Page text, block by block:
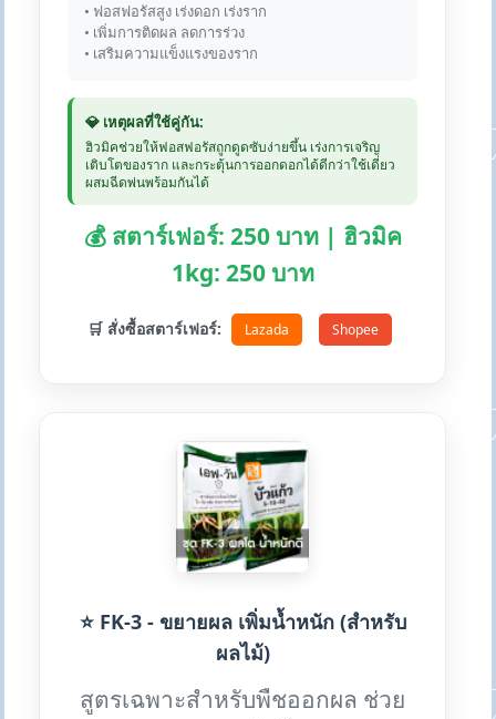
• ฟอสฟอรัสสูง เร่งดอก เร่งราก
• เพิ่มการติดผล ลดการร่วง
• เสริมความแข็งแรงของราก
💎 เหตุผลที่ใช้คู่กัน:
ฮิวมิคช่วยให้ฟอสฟอรัสถูกดูดซับง่ายขึ้น เร่งการเจริญ
เติบโตของราก และกระตุ้นการออกดอกได้ดีกว่าใช้เดี่ยว
ผสมฉีดพ่นพร้อมกันได้
💰 สตาร์เฟอร์: 250 บาท | ฮิวมิค
1kg: 250 บาท
🛒 สั่งซื้อสตาร์เฟอร์: Lazada Shopee
⭐ FK-3 - ขยายผล เพิ่มน้ำหนัก (สำหรับ
ผลไม้)
สูตรเฉพาะสำหรับพืชออกผล ช่วย